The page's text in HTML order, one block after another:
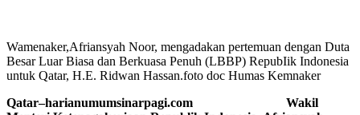
Wamenaker,Afriansyah Noor, mengadakan pertemuan dengan Duta
Besar Luar Biasa dan Berkuasa Penuh (LBBP) RepubIik Indonesia
untuk Qatar, H.E. Ridwan Hassan.foto doc Humas Kemnaker
Qatar–harianumumsinarpagi.com Wakil